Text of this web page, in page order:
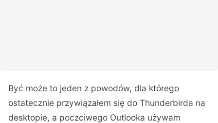
Być może to jeden z powodów, dla którego
ostatecznie przywiązałem się do Thunderbirda na
desktopie, a poczciwego Outlooka używam